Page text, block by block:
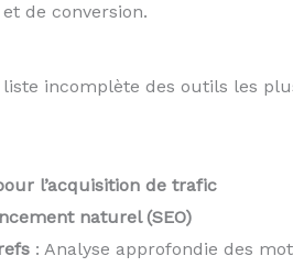
de conversion.
incomplète des outils les
l’acquisition de trafic
naturel (SEO)
: Analyse approfondie des